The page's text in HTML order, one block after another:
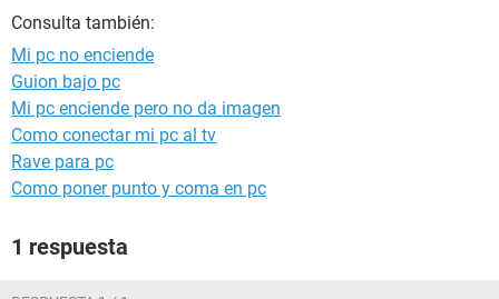
Consulta también:
Mi pc no enciende
Guion bajo pc
Mi pc enciende pero no da imagen
Como conectar mi pc al tv
Rave para pc
Como poner punto y coma en pc
1 respuesta